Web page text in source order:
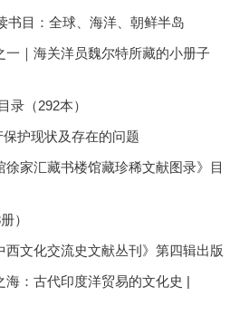
书目：全球、海洋、朝鲜半岛
一｜海关洋员魏尔特所藏的小册子
录（292本）
护现状及存在的问题
徐家汇藏书楼馆藏珍稀文献图录》目
）
西文化交流史文献丛刊》第四辑出版
海：古代印度洋贸易的文化史 |